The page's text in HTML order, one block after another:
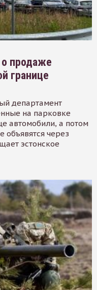
о продаже
границе
департамент
на парковке
автомобили, а потом
объявятся через
эстонское